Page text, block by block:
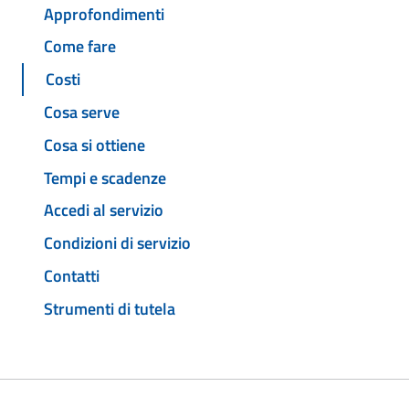
Approfondimenti
Come fare
Costi
Cosa serve
Cosa si ottiene
Tempi e scadenze
Accedi al servizio
Condizioni di servizio
Contatti
Strumenti di tutela